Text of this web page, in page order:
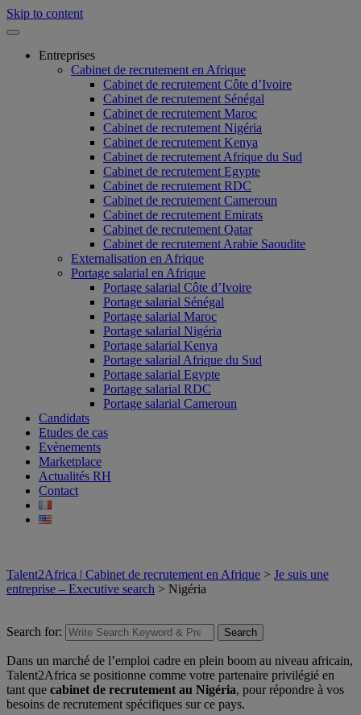
Skip to content
Entreprises
Cabinet de recrutement en Afrique
Cabinet de recrutement Côte d’Ivoire
Cabinet de recrutement Sénégal
Cabinet de recrutement Maroc
Cabinet de recrutement Nigéria
Cabinet de recrutement Kenya
Cabinet de recrutement Afrique du Sud
Cabinet de recrutement Egypte
Cabinet de recrutement RDC
Cabinet de recrutement Cameroun
Cabinet de recrutement Emirats
Cabinet de recrutement Qatar
Cabinet de recrutement Arabie Saoudite
Externalisation en Afrique
Portage salarial en Afrique
Portage salarial Côte d’Ivoire
Portage salarial Sénégal
Portage salarial Maroc
Portage salarial Nigéria
Portage salarial Kenya
Portage salarial Afrique du Sud
Portage salarial Egypte
Portage salarial RDC
Portage salarial Cameroun
Candidats
Etudes de cas
Evènements
Marketplace
Actualités RH
Contact
Talent2Africa | Cabinet de recrutement en Afrique > Je suis une
entreprise – Executive search > Nigéria
Search for: Search
Dans un marché de l’emploi cadre en plein boom au niveau africain,
Talent2Africa se positionne comme votre partenaire privilégié en
tant que cabinet de recrutement au Nigéria, pour répondre à vos
besoins de recrutement spécifiques sur ce pays.